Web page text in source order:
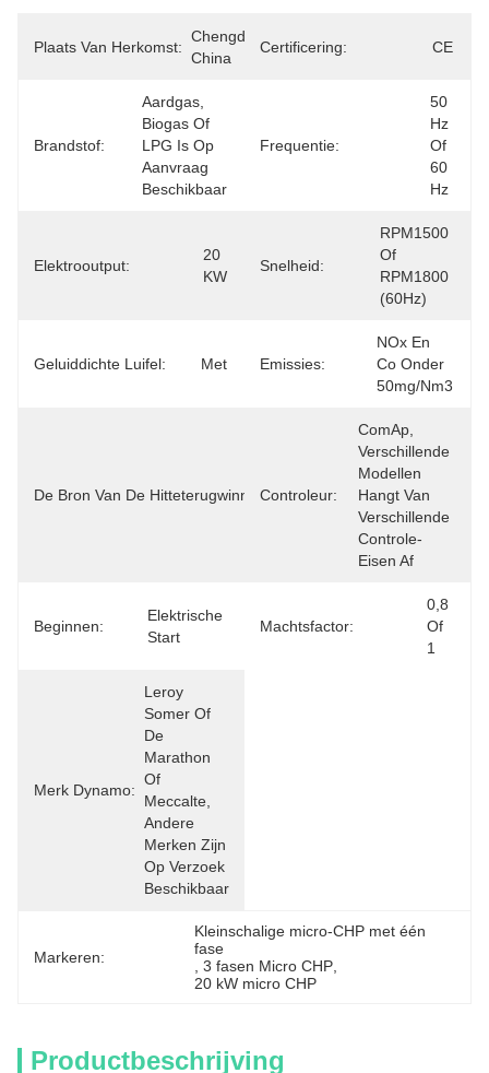
Plaats Van Herkomst:
Chengdu,
China
Certificering: CE
Brandstof:
Aardgas,
Biogas Of
LPG Is Op
Aanvraag
Beschikbaar
Frequentie:
50
Hz
Of
60
Hz
Elektrooutput:
20
KW
Snelheid:
RPM1500
Of
RPM1800
(60Hz)
Geluiddichte Luifel: Met Emissies:
NOx En
Co Onder
50mg/Nm3
De Bron Van De Hitteterugwinning:
Uitlaat En Van
De Motoruitlaat
Verzamelleiding
Controleur:
ComAp,
Verschillende
Modellen
Hangt Van
Verschillende
Controle-
Eisen Af
Beginnen:
Elektrische
Start
Machtsfactor:
0,8
Of
1
Merk Dynamo:
Leroy
Somer Of
De
Marathon
Of
Meccalte,
Andere
Merken Zijn
Op Verzoek
Beschikbaar
Markeren:
Kleinschalige micro-CHP met één
fase
, 3 fasen Micro CHP
20 kW micro CHP
Productbeschrijving